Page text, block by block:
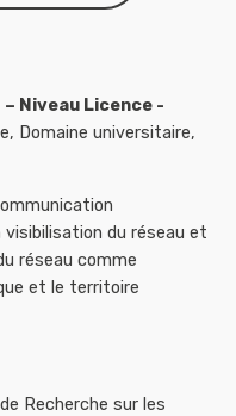
– Niveau Licence -
Domaine universitaire,
visibilisation du réseau et
réseau comme
et le territoire
Recherche sur les